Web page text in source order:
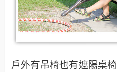
戶外有吊椅也有遮陽桌椅